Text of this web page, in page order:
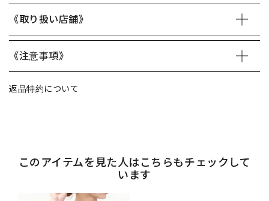
《取り扱い店舗》
《注意事項》
返品特約について
このアイテムを見た人はこちらもチェックして
います